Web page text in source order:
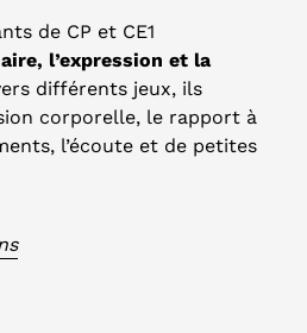
de CP et CE1
l’expression et la
différents jeux, ils
corporelle, le rapport à
l’écoute et de petites